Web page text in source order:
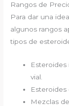
Rangos de
Para dar una
algunos rangos
tipos de
Esteroides
vial.
Esteroides
Mezclas